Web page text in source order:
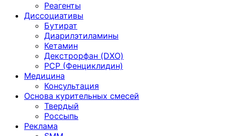
Реагенты
Диссоциативы
Бутират
Диарилэтиламины
Кетамин
Декстрорфан (DXO)
PCP (Фенциклидин)
Медицина
Консультация
Основа курительных смесей
Твердый
Россыпь
Реклама